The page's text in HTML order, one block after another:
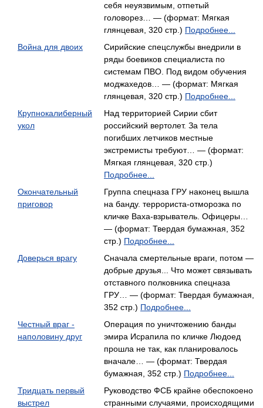
себя неуязвимым, отпетый
головорез… — (формат: Мягкая
глянцевая, 320 стр.) Подробнее...
Война для двоих
Сирийские спецслужбы внедрили в
ряды боевиков специалиста по
системам ПВО. Под видом обучения
моджахедов… — (формат: Мягкая
глянцевая, 320 стр.) Подробнее...
Крупнокалиберный
укол
Над территорией Сирии сбит
российский вертолет. За тела
погибших летчиков местные
экстремисты требуют… — (формат:
Мягкая глянцевая, 320 стр.)
Подробнее...
Окончательный
приговор
Группа спецназа ГРУ наконец вышла
на банду. террориста-отморозка по
кличке Ваха-взрыватель. Офицеры…
— (формат: Твердая бумажная, 352
стр.) Подробнее...
Доверься врагу
Сначала смертельные враги, потом —
добрые друзья... Что может связывать
отставного полковника спецназа
ГРУ… — (формат: Твердая бумажная,
352 стр.) Подробнее...
Честный враг -
наполовину друг
Операция по уничтожению банды
эмира Исрапила по кличке Людоед
прошла не так, как планировалось
вначале… — (формат: Твердая
бумажная, 352 стр.) Подробнее...
Тридцать первый
выстрел
Руководство ФСБ крайне обеспокоено
странными случаями, происходящими